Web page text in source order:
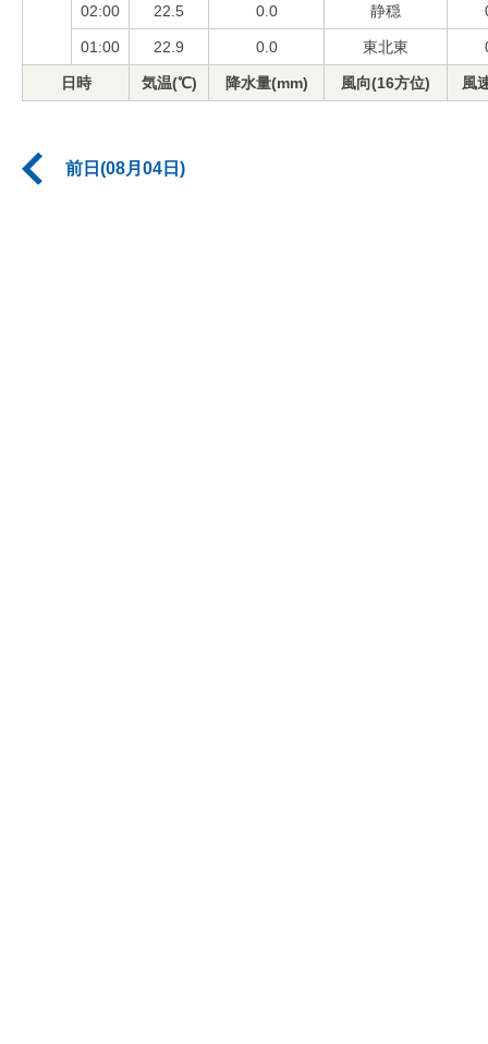
02:00 22.5 0.0 静穏
01:00 22.9 0.0 東北東
日時 気温(℃) 降水量(mm) 風向(16方位) 風
前日(08月04日)